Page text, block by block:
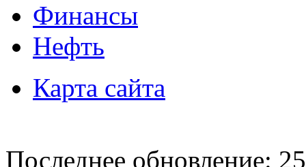
Финансы
Нефть
Карта сайта
Последнее обновление: